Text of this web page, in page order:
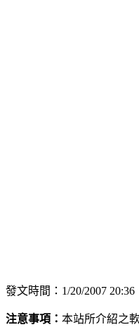
發文時間：1/20/2007
注意事項： 本站所介紹之